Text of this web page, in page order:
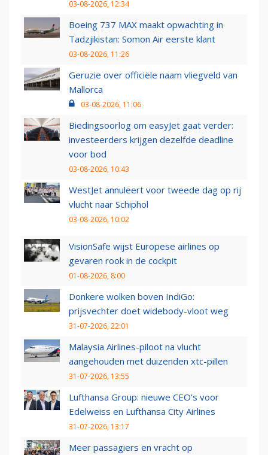
03-08-2026, 12:34
Boeing 737 MAX maakt opwachting in
Tadzjikistan: Somon Air eerste klant
03-08-2026, 11:26
Geruzie over officiële naam vliegveld van
Mallorca
03-08-2026, 11:06
Biedingsoorlog om easyJet gaat verder:
investeerders krijgen dezelfde deadline
voor bod
03-08-2026, 10:43
WestJet annuleert voor tweede dag op rij
vlucht naar Schiphol
03-08-2026, 10:02
VisionSafe wijst Europese airlines op
gevaren rook in de cockpit
01-08-2026, 8:00
Donkere wolken boven IndiGo:
prijsvechter doet widebody-vloot weg
31-07-2026, 22:01
Malaysia Airlines-piloot na vlucht
aangehouden met duizenden xtc-pillen
31-07-2026, 13:55
Lufthansa Group: nieuwe CEO’s voor
Edelweiss en Lufthansa City Airlines
31-07-2026, 13:17
Meer passagiers en vracht op